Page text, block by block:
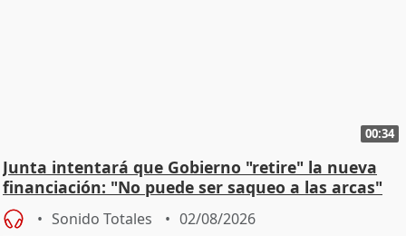
00:34
Junta intentará que Gobierno "retire" la nueva
financiación: "No puede ser saqueo a las arcas"
Sonido Totales 02/08/2026